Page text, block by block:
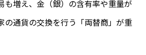
も増え、金（銀）の含有率や重量が
の通貨の交換を行う「両替商」が重